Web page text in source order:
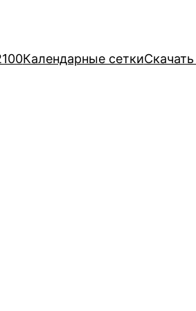
Календарные сетки